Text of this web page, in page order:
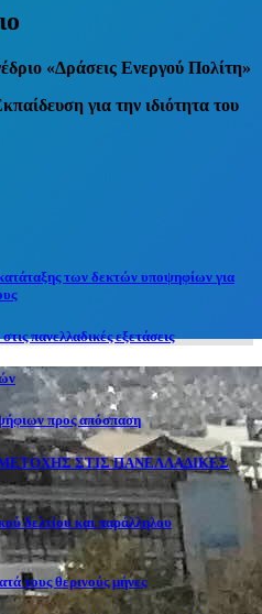
«Δράσεις Ενεργού Πολίτη»
για την ιδιότητα του
των δεκτών υποψηφίων για
πανελλαδικές εξετάσεις
προς απόσπαση
ΣΤΙΣ ΠΑΝΕΛΛΑΔΙΚΕΣ
δελτίου και παράλληλου
τους θερινούς μήνες